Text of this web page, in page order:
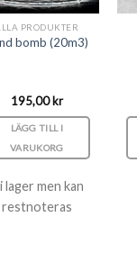
PRODUKTER
bomb (20m3)
195,00kr
LÄGG TILL I
VARUKORG
lager men kan
restnoteras